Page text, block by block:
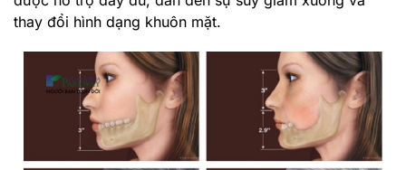
thay đổi hình dạng khuôn mặt.